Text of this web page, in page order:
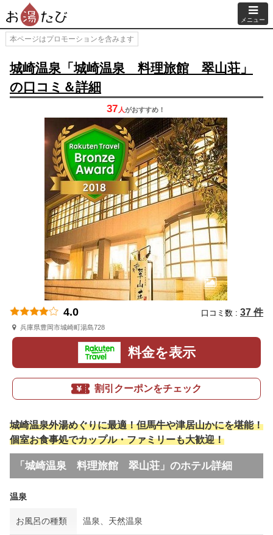
メニュー
本ページはプロモーションを含みます
城崎温泉「城崎温泉 料理旅館 翠山荘」
の口コミ＆詳細
37 人がおすすめ！
4.0 口コミ数 : 37 件
兵庫県豊岡市城崎町湯島728
料金を表示
割引クーポンをチェック
城崎温泉外湯めぐりに最適！但馬牛や津居山かにを堪能！
個室お食事処でカップル・ファミリーも大歓迎！
「城崎温泉 料理旅館 翠山荘」のホテル詳細
温泉
お風呂の種類 温泉、天然温泉